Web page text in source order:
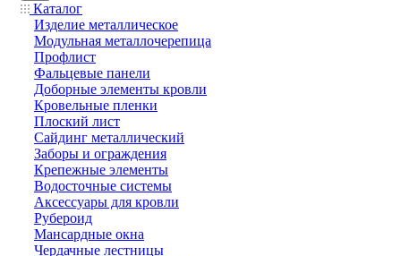
Каталог
Изделие металлическое
Модульная металлочерепица
Профлист
Фальцевые панели
Доборные элементы кровли
Кровельные пленки
Плоский лист
Сайдинг металлический
Заборы и ограждения
Крепежные элементы
Водосточные системы
Аксессуары для кровли
Рубероид
Мансардные окна
Чердачные лестницы